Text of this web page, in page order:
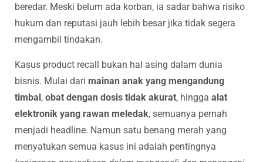
beredar. Meski belum ada korban, ia sadar bahwa risiko
hukum dan reputasi jauh lebih besar jika tidak segera
mengambil tindakan.
Kasus product recall bukan hal asing dalam dunia
bisnis. Mulai dari mainan anak yang mengandung
timbal, obat dengan dosis tidak akurat, hingga alat
elektronik yang rawan meledak, semuanya pernah
menjadi headline. Namun satu benang merah yang
menyatukan semua kasus ini adalah pentingnya